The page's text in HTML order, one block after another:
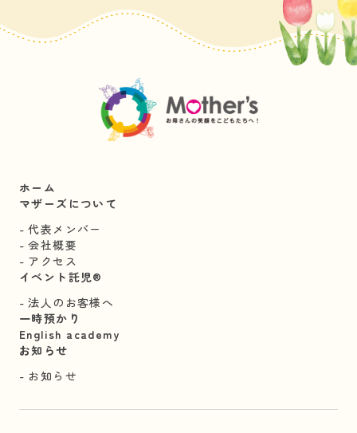
ホーム
マザーズについて
代表メンバー
会社概要
アクセス
イベント託児®︎
法人のお客様へ
一時預かり
English academy
お知らせ
お知らせ